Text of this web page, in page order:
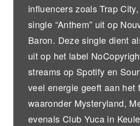
influencers zoals Trap
single “Anthem” uit op
Baron. Deze single dient
uit op het label
streams op Spotify en
veel energie geeft aan het
waaronder Mysteryland,
evenals Club Yuca in